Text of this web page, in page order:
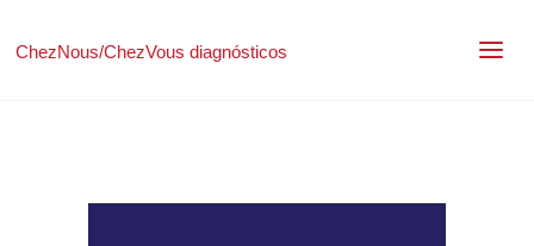
ChezNous/ChezVous diagnósticos